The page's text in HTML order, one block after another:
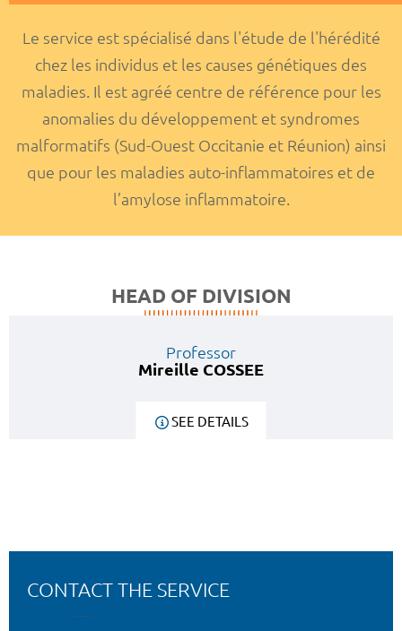
Le service est spécialisé dans l'étude de l'hérédité
chez les individus et les causes génétiques des
maladies. Il est agréé centre de référence pour les
anomalies du développement et syndromes
malformatifs (Sud-Ouest Occitanie et Réunion) ainsi
que pour les maladies auto-inflammatoires et de
l’amylose inflammatoire.
HEAD OF DIVISION
Professor
Mireille COSSEE
SEE DETAILS
CONTACT THE SERVICE